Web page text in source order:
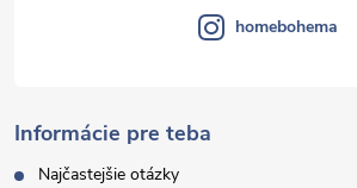
Informácie pre teba
Najčastejšie otázky
homebohema